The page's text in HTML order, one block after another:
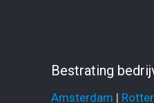
Bestrating
Amsterdam |